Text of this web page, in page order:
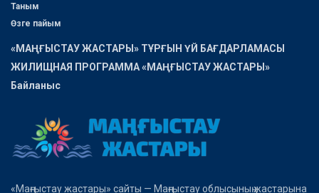
Таным
Өзге пайым
«МАҢҒЫСТАУ ЖАСТАРЫ» ТҰРҒЫН ҮЙ БАҒДАРЛАМАСЫ
ЖИЛИЩНАЯ ПРОГРАММА «МАҢҒЫСТАУ ЖАСТАРЫ»
Байланыс
«Маңғыстау жастары» сайты — Маңғыстау облысының жастарына